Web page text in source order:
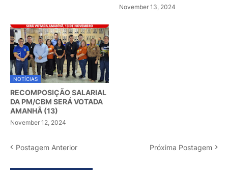
November 13, 2024
NOTÍCIAS
RECOMPOSIÇÃO SALARIAL
DA PM/CBM SERÁ VOTADA
AMANHÃ (13)
November 12, 2024
Postagem Anterior Próxima Postagem